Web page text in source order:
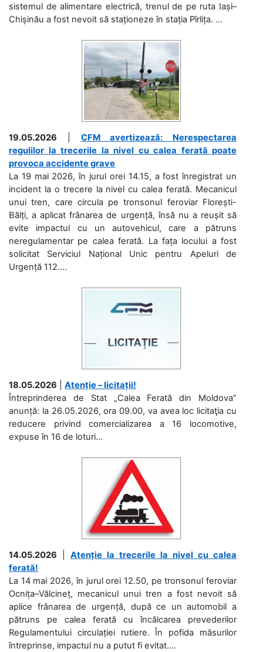
sistemul de alimentare electrică, trenul de pe ruta Iași–
Chișinău a fost nevoit să staționeze în stația Pîrlița. ...
19.05.2026
CFM avertizează: Nerespectarea
regulilor la trecerile la nivel cu calea ferată poate
provoca accidente grave
La 19 mai 2026, în jurul orei 14.15, a fost înregistrat un
incident la o trecere la nivel cu calea ferată. Mecanicul
unui tren, care circula pe tronsonul feroviar Florești-
Bălți, a aplicat frânarea de urgență, însă nu a reușit să
evite impactul cu un autovehicul, care a pătruns
neregulamentar pe calea ferată. La fața locului a fost
solicitat Serviciul Național Unic pentru Apeluri de
Urgență 112....
18.05.2026
Atenție – licitații!
Întreprinderea de Stat „Calea Ferată din Moldova”
anunță: la 26.05.2026, ora 09.00, va avea loc licitaţia cu
reducere privind comercializarea a 16 locomotive,
expuse în 16 de loturi...
14.05.2026
Atenție la trecerile la nivel cu calea
ferată!
La 14 mai 2026, în jurul orei 12.50, pe tronsonul feroviar
Ocnița–Vălcineț, mecanicul unui tren a fost nevoit să
aplice frânarea de urgență, după ce un automobil a
pătruns pe calea ferată cu încălcarea prevederilor
Regulamentului circulației rutiere. În pofida măsurilor
întreprinse, impactul nu a putut fi evitat....